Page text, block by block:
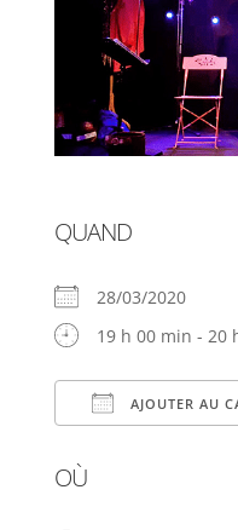
QUAND
28/03/2020
19 h 00 min - 20
AJOUTER AU
OÙ